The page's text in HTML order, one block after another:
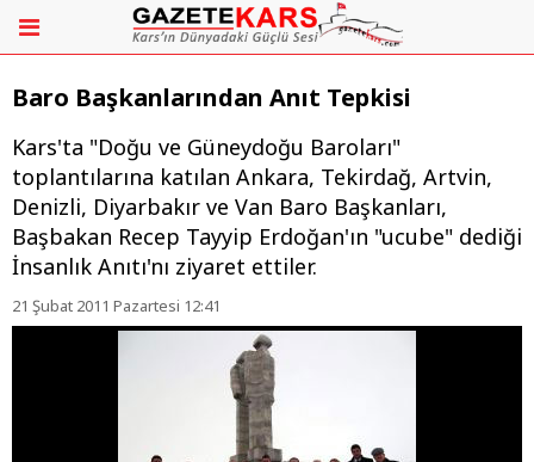
Baro Başkanlarından Anıt Tepkisi
Kars'ta "Doğu ve Güneydoğu Baroları"
toplantılarına katılan Ankara, Tekirdağ, Artvin,
Denizli, Diyarbakır ve Van Baro Başkanları,
Başbakan Recep Tayyip Erdoğan'ın "ucube" dediği
İnsanlık Anıtı'nı ziyaret ettiler.
21 Şubat 2011 Pazartesi 12:41